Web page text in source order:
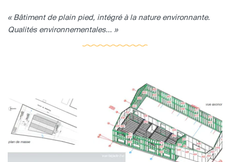
« Bâtiment de plain pied, intégré à la nature environnante.
Qualités environnementales... »